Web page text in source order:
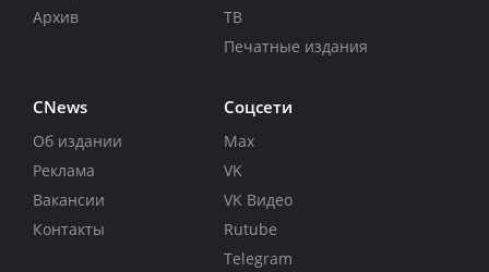
Архив
ТВ
Печатные издания
CNews
Об издании
Реклама
Вакансии
Контакты
Соцсети
Max
VK
VK Видео
Rutube
Telegram